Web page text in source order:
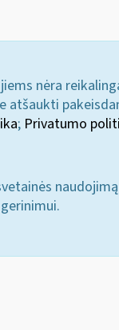
nėra
atšaukti
; Privatumo